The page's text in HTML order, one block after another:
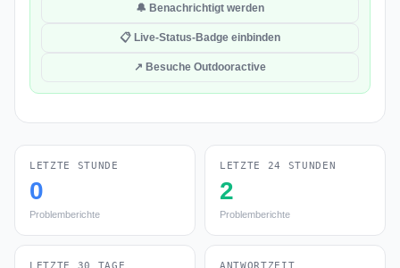
🔔 Benachrichtigt werden
📋 Live-Status-Badge einbinden
↗ Besuche Outdooractive
LETZTE STUNDE
0
Problemberichte
LETZTE 24 STUNDEN
2
Problemberichte